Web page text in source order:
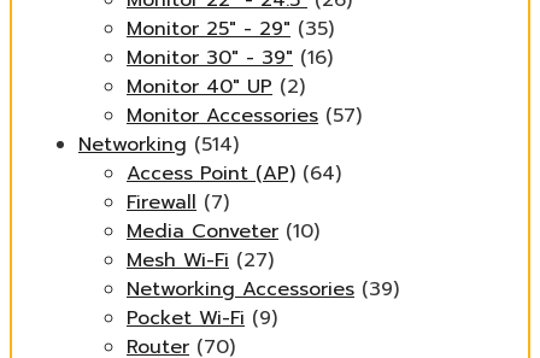
Monitor 25" - 29" (35)
Monitor 30" - 39" (16)
Monitor 40" UP (2)
Monitor Accessories (57)
Networking (514)
Access Point (AP) (64)
Firewall (7)
Media Conveter (10)
Mesh Wi-Fi (27)
Networking Accessories (39)
Pocket Wi-Fi (9)
Router (70)